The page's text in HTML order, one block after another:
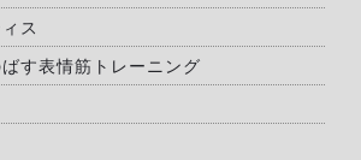
ス
ばす表情筋トレーニング